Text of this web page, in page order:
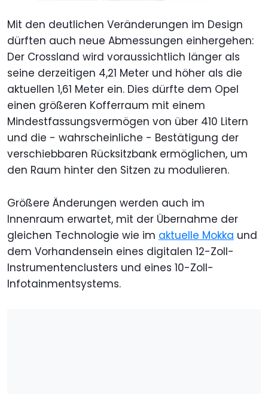
Mit den deutlichen Veränderungen im Design
dürften auch neue Abmessungen einhergehen:
Der Crossland wird voraussichtlich länger als
seine derzeitigen 4,21 Meter und höher als die
aktuellen 1,61 Meter ein. Dies dürfte dem Opel
einen größeren Kofferraum mit einem
Mindestfassungsvermögen von über 410 Litern
und die - wahrscheinliche - Bestätigung der
verschiebbaren Rücksitzbank ermöglichen, um
den Raum hinter den Sitzen zu modulieren.
Größere Änderungen werden auch im
Innenraum erwartet, mit der Übernahme der
gleichen Technologie wie im aktuelle Mokka und
dem Vorhandensein eines digitalen 12-Zoll-
Instrumentenclusters und eines 10-Zoll-
Infotainmentsystems.